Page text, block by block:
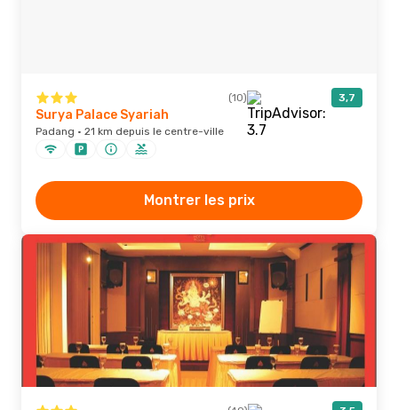
(10) 3,7
Surya Palace Syariah
Padang · 21 km depuis le centre-ville
Montrer les prix